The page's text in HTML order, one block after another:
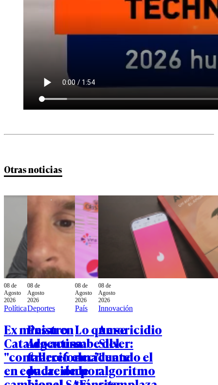
Otras noticias
08 de
Agosto
2026
Política
Ex ministro
Cataldo acusa
"contrarreforma"
en educación por
08 de
Agosto
2026
Deportes
Pesar en
Argentina:
falleció el
padre de
08 de
Agosto
2026
País
Lo que se
sabe del
accidente
de
08 de
Agosto
2026
Innovación
Amoricidio
Silver:
cuando el
algoritmo